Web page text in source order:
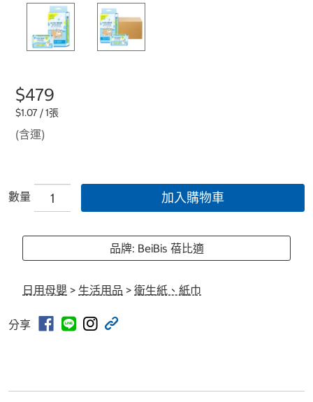
$479
$1.07 / 1張
(含運)
數量 加入購物車
品牌: BeiBis 蓓比適
日用母嬰 > 生活用品 > 衛生紙、紙巾
分享